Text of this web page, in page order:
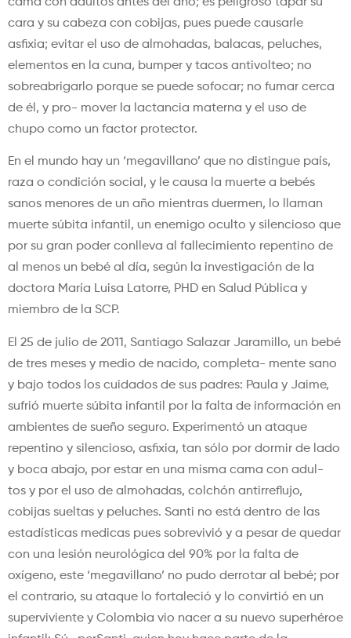
cara y su cabeza con cobijas, pues puede causarle
asfixia; evitar el uso de almohadas, balacas, peluches,
elementos en la cuna, bumper y tacos antivolteo; no
sobreabrigarlo porque se puede sofocar; no fumar cerca
de él, y pro- mover la lactancia materna y el uso de
chupo como un factor protector.
En el mundo hay un ‘megavillano’ que no distingue país,
raza o condición social, y le causa la muerte a bebés
sanos menores de un año mientras duermen, lo llaman
muerte súbita infantil, un enemigo oculto y silencioso que
por su gran poder conlleva al fallecimiento repentino de
al menos un bebé al día, según la investigación de la
doctora María Luisa Latorre, PHD en Salud Pública y
miembro de la SCP.
El 25 de julio de 2011, Santiago Salazar Jaramillo, un bebé
de tres meses y medio de nacido, completa- mente sano
y bajo todos los cuidados de sus padres: Paula y Jaime,
sufrió muerte súbita infantil por la falta de información en
ambientes de sueño seguro. Experimentó un ataque
repentino y silencioso, asfixia, tan sólo por dormir de lado
y boca abajo, por estar en una misma cama con adul-
tos y por el uso de almohadas, colchón antirreflujo,
cobijas sueltas y peluches. Santi no está dentro de las
estadísticas medicas pues sobrevivió y a pesar de quedar
con una lesión neurológica del 90% por la falta de
oxígeno, este ‘megavillano’ no pudo derrotar al bebé; por
el contrario, su ataque lo fortaleció y lo convirtió en un
superviviente y Colombia vio nacer a su nuevo superhéroe